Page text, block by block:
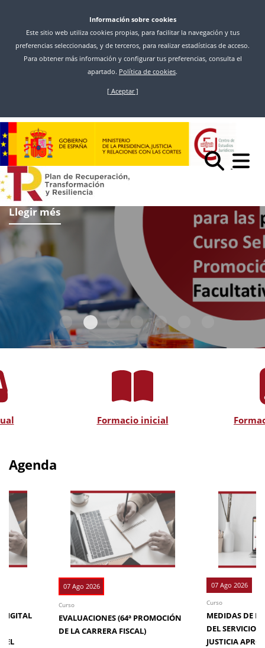
contingut
Información sobre cookies
Este sitio web utiliza cookies propias, para facilitar la navegación y tus
preferencias seleccionadas, y de terceros, para realizar estadísticas de acceso.
Para obtener más información y configurar tus preferencias, consulta el
apartado. Política de cookies.
[ Aceptar ]
Llegir més
Formacio inicial
Agenda
DIGITAL
EL
07 Ago 2026
Curso
EVALUACIONES (64ª PROMOCIÓN
DE LA CARRERA FISCAL)
07 Ago 2026
Curso
MEDIDAS DE
DEL SERVICIO
JUSTICIA